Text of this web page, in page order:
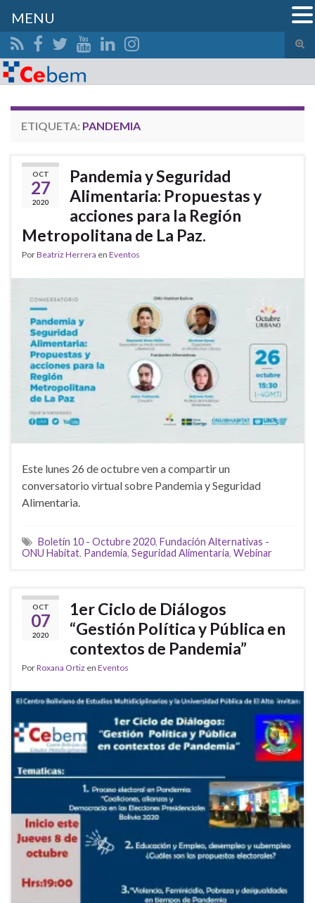
el
Search for:
ETIQUETA: PANDEMIA
OCT
27
2020
Pandemia y Seguridad
Alimentaria: Propuestas y
acciones para la Región
Metropolitana de La Paz.
PorBeatriz Herrera en Eventos
Este lunes 26 de octubre ven a compartir un
conversatorio virtual sobre Pandemia y Seguridad
Alimentaria.
Boletín 10 - Octubre 2020, Fundación Alternativas -
ONU Habitat, Pandemia, Seguridad Alimentaria, Webinar
OCT
07
2020
1er Ciclo de Diálogos
“Gestión Política y Pública en
contextos de Pandemia”
PorRoxana Ortiz en Eventos
MENU